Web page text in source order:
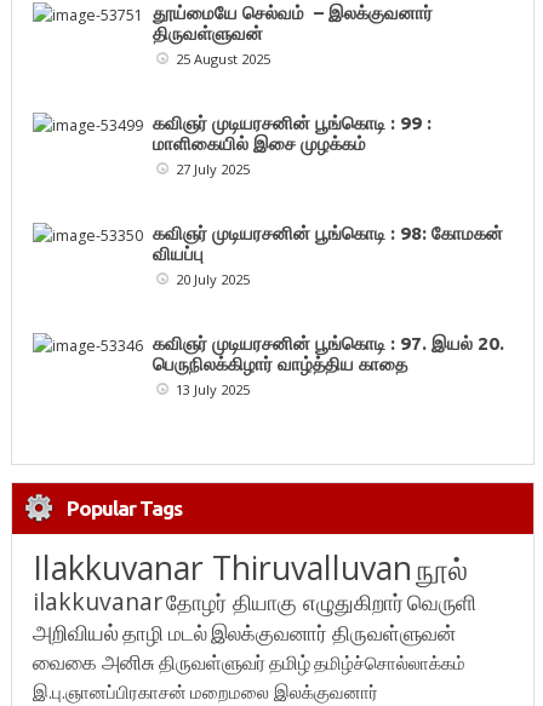
தூய்மையே செல்வம் – இலக்குவனார்
திருவள்ளுவன்
25 August 2025
கவிஞர் முடியரசனின் பூங்கொடி : 99 :
மாளிகையில் இசை முழக்கம்
27 July 2025
கவிஞர் முடியரசனின் பூங்கொடி : 98: கோமகன்
வியப்பு
20 July 2025
கவிஞர் முடியரசனின் பூங்கொடி : 97. இயல் 20.
பெருநிலக்கிழார் வாழ்த்திய காதை
13 July 2025
Popular Tags
Ilakkuvanar Thiruvalluvanநூல்
ilakkuvanarதோழர் தியாகு எழுதுகிறார்வெருளி
அறிவியல்தாழி மடல்இலக்குவனார் திருவள்ளுவன்
வைகை அனிசுதிருவள்ளுவர்தமிழ்தமிழ்ச்சொல்லாக்கம்
இ.பு.ஞானப்பிரகாசன் மறைமலை இலக்குவனார்